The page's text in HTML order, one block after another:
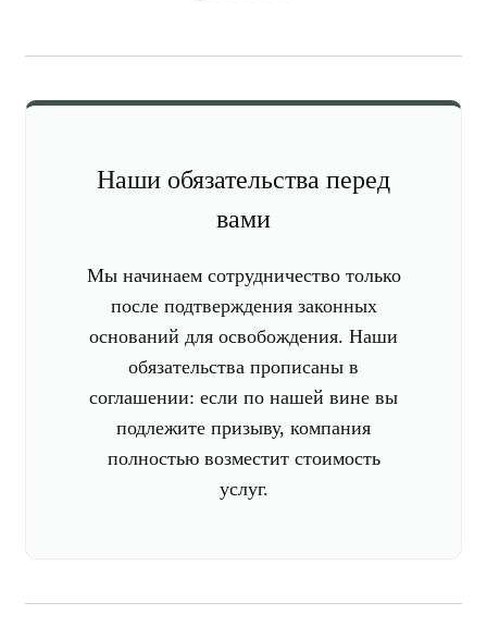
Наши обязательства перед
вами
Мы начинаем сотрудничество только
после подтверждения законных
оснований для освобождения. Наши
обязательства прописаны в
соглашении: если по нашей вине вы
подлежите призыву, компания
полностью возместит стоимость
услуг.